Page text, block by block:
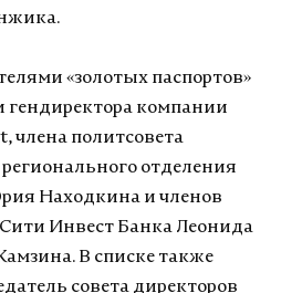
«золотых паспортов»
гендиректора компании
члена политсовета
отделения
Находкина и членов
Сити Инвест Банка Леонида
В списке также
совета директоров